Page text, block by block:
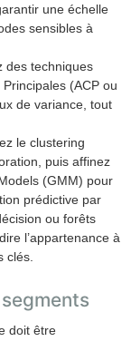
une échelle
sensibles à
des techniques
(ACP ou
de variance, tout
le clustering
puis affinez
(GMM) pour
prédictive par
ou forêts
l’appartenance à
clés.
doit être